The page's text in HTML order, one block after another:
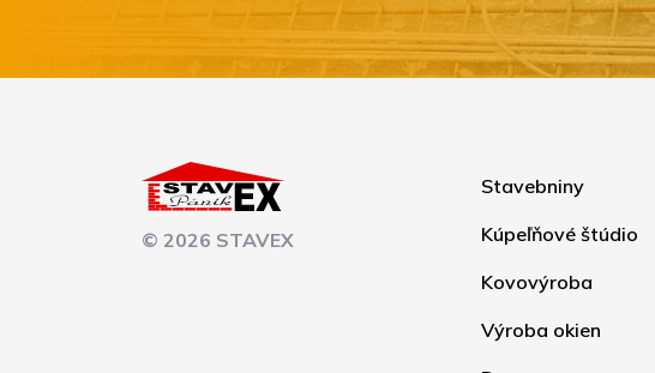
© 2026 STAVEX
Stavebniny
Kúpeľňové štúdio
Kovovýroba
Výroba okien